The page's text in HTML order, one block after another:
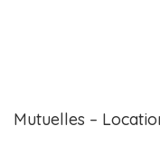
Mutuelles –